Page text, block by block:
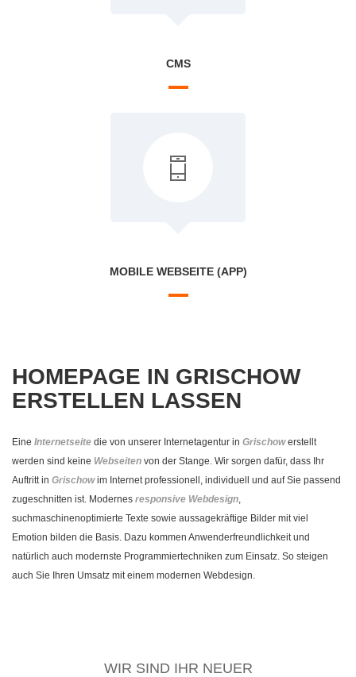
CMS
MOBILE WEBSEITE (APP)
HOMEPAGE IN GRISCHOW
ERSTELLEN LASSEN
Eine Internetseite die von unserer Internetagentur in Grischowerstellt
werden sind keine Webseiten von der Stange. Wir sorgen dafür, dass Ihr
Auftritt in Grischowim Internet professionell, individuell und auf Sie passend
zugeschnitten ist. Modernes responsive Webdesign,
suchmaschinenoptimierte Texte sowie aussagekräftige Bilder mit viel
Emotion bilden die Basis. Dazu kommen Anwenderfreundlichkeit und
natürlich auch modernste Programmiertechniken zum Einsatz. So steigen
auch Sie Ihren Umsatz mit einem modernen Webdesign.
WIR SIND IHR NEUER